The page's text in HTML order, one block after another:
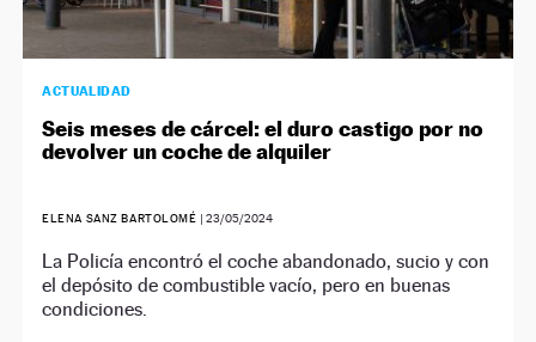
ACTUALIDAD
Seis meses de cárcel: el duro castigo por no
devolver un coche de alquiler
ELENA SANZ BARTOLOMÉ | 23/05/2024
La Policía encontró el coche abandonado, sucio y con
el depósito de combustible vacío, pero en buenas
condiciones.